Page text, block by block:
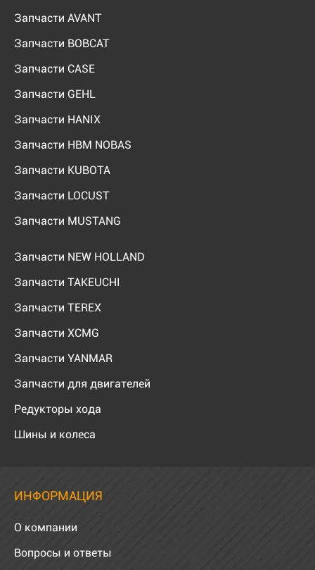
Запчасти AVANT
Запчасти BOBCAT
Запчасти CASE
Запчасти GEHL
Запчасти HANIX
Запчасти HBM NOBAS
Запчасти KUBOTA
Запчасти LOCUST
Запчасти MUSTANG
Запчасти NEW HOLLAND
Запчасти TAKEUCHI
Запчасти TEREX
Запчасти XCMG
Запчасти YANMAR
Запчасти для двигателей
Редукторы хода
Шины и колеса
ИНФОРМАЦИЯ
О компании
Вопросы и ответы